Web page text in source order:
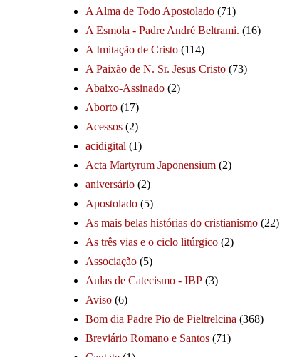
A Alma de Todo Apostolado (71)
A Esmola - Padre André Beltrami. (16)
A Imitação de Cristo (114)
A Paixão de N. Sr. Jesus Cristo (73)
Abaixo-Assinado (2)
Aborto (17)
Acessos (2)
acidigital (1)
Acta Martyrum Japonensium (2)
aniversário (2)
Apostolado (5)
As mais belas histórias do cristianismo (22)
As três vias e o ciclo litúrgico (2)
Associação (5)
Aulas de Catecismo - IBP (3)
Aviso (6)
Bom dia Padre Pio de Pieltrelcina (368)
Breviário Romano e Santos (71)